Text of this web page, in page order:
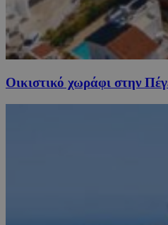
Οικιστικό χωράφι στην